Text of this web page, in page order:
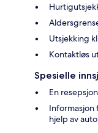
Utsjekking
Kontaktløs
Spesielle
En
Informasjon
hjelp av